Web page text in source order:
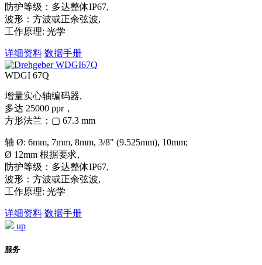
防护等级：多达整体IP67,
波形：方波或正余弦波,
工作原理: 光学
详细资料 数据手册
WDGI 67Q
增量实心轴编码器,
多达 25000 ppr，
方形法兰：▢ 67.3 mm
轴 Ø: 6mm, 7mm, 8mm, 3/8" (9.525mm), 10mm;
Ø 12mm 根据要求,
防护等级：多达整体IP67,
波形：方波或正余弦波,
工作原理: 光学
详细资料 数据手册
up
服务